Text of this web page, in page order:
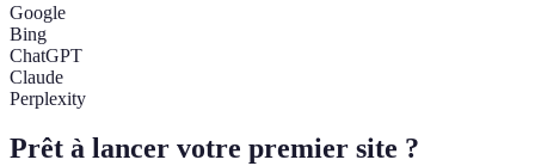
Google
Bing
ChatGPT
Claude
Perplexity
Prêt à lancer votre premier site ?